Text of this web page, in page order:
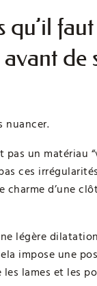
qu’il faut
de
nuancer.
pas un matériau
ces
d’une
légère
impose une
lames et les